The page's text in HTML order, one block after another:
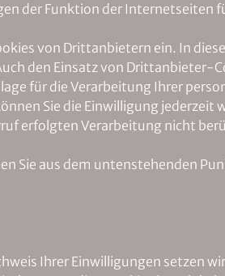
der Funktion der Internetseiten
von Drittanbietern ein. In
den Einsatz von Drittanbieter-
für die Verarbeitung Ihrer
Sie die Einwilligung
erfolgten Verarbeitung nicht
Sie aus dem untenstehenden
Ihrer Einwilligungen setzen